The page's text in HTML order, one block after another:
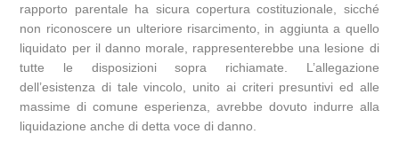
rapporto parentale ha sicura copertura costituzionale, sicché
non riconoscere un ulteriore risarcimento, in aggiunta a quello
liquidato per il danno morale, rappresenterebbe una lesione di
tutte le disposizioni sopra richiamate. L’allegazione
dell’esistenza di tale vincolo, unito ai criteri presuntivi ed alle
massime di comune esperienza, avrebbe dovuto indurre alla
liquidazione anche di detta voce di danno.